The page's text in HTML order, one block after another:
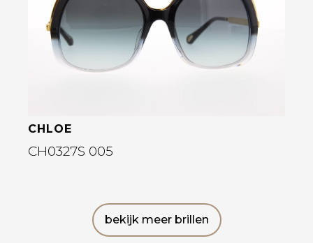
CHLOE
CH0327S 005
bekijk meer brillen